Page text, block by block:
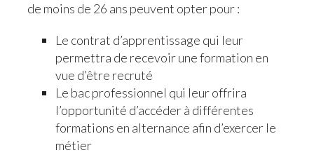
de moins de 26 ans peuvent opter pour :
Le contrat d’apprentissage qui leur
permettra de recevoir une formation en
vue d’être recruté
Le bac professionnel qui leur offrira
l’opportunité d’accéder à différentes
formations en alternance afin d’exercer le
métier